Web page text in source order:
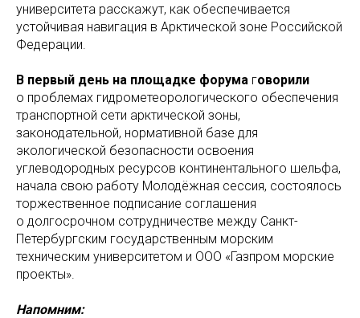
университета расскажут, как обеспечивается
устойчивая навигация в Арктической зоне Российской
Федерации.
В первый день на площадке форума говорили
о проблемах гидрометеорологического обеспечения
транспортной сети арктической зоны,
законодательной, нормативной базе для
экологической безопасности освоения
углеводородных ресурсов континентального шельфа,
начала свою работу Молодёжная сессия, состоялось
торжественное подписание соглашения
о долгосрочном сотрудничестве между Санкт-
Петербургским государственным морским
техническим университетом и ООО «Газпром морские
проекты».
Напомним: